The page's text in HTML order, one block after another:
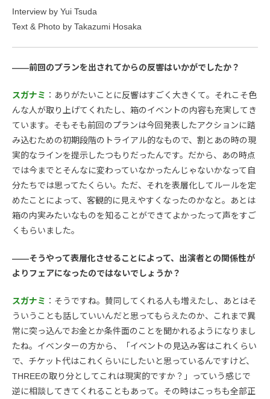
Interview by Yui Tsuda
Text & Photo by Takazumi Hosaka
――前回のプランを出されてからの反響はいかがでしたか？
スガナミ ：ありがたいことに反響はすごく大きくて。それこそ色
んな人が取り上げてくれたし、箱のイベントの内容も充実してき
ています。そもそも前回のプランは今回発表したアクションに踏
み込むための初期段階のトライアル的なもので、割とあの時の現
実的なラインを提示したつもりだったんです。だから、あの時点
では今までとそんなに変わっていなかったんじゃないかなって自
分たちでは思ってたくらい。ただ、それを表層化してルールを定
めたことによって、客観的に見えやすくなったのかなと。あとは
箱の内実みたいなものを知ることができてよかったって声をすご
くもらいました。
――そうやって表層化させることによって、出演者との関係性が
よりフェアになったのではないでしょうか？
スガナミ ：そうですね。賛同してくれる人も増えたし、あとはそ
ういうことも話していいんだと思ってもらえたのか、これまで異
常に突っ込んでお金とか条件面のことを聞かれるようになりまし
たね。イベンターの方から、「イベントの見込み客はこれくらい
で、チケット代はこれくらいにしたいと思っているんですけど、
THREEの取り分としてこれは現実的ですか？」っていう感じで
逆に相談してきてくれることもあって。その時はこっちも全部正